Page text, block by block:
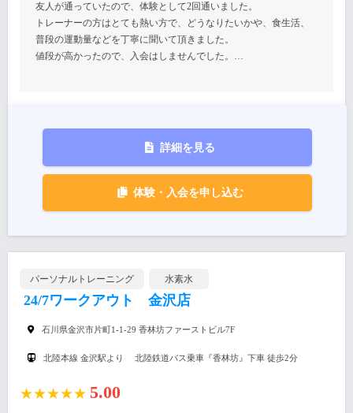
友人が通っていたので、体験として2回通いました。
トレーナーの方はとても熱い方で、どうなりたいかや、食生活、
普段の運動量などを丁寧に聞いて頂きました。
値段が高かったので、入会はしませんでした。…
詳細を見る
体験・入会を申し込む
パーソナルトレーニング 水素水
24/7ワークアウト 金沢店
石川県金沢市片町1-1-29 香林坊ファーストビル7F
北陸本線 金沢駅より 北陸鉄道バス乗車『香林坊』下車 徒歩2分
★★★★★ 5.00